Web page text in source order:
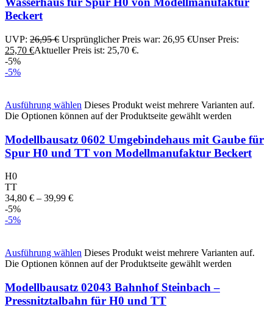
Beckert
UVP: 26,95€ Ursprünglicher Preis war: 26,95 €Unser Preis:
25,70 €Aktueller Preis ist: 25,70 €.
-5%
-5%
Ausführung wählen Dieses Produkt weist mehrere Varianten auf.
Die Optionen können auf der Produktseite gewählt werden
Modellbausatz 0602 Umgebindehaus mit Gaube für
Spur H0 und TT von Modellmanufaktur Beckert
H0
TT
34,80 € – 39,99 €
-5%
-5%
Ausführung wählen Dieses Produkt weist mehrere Varianten auf.
Die Optionen können auf der Produktseite gewählt werden
Modellbausatz 02043 Bahnhof Steinbach –
Pressnitztalbahn für H0 und TT